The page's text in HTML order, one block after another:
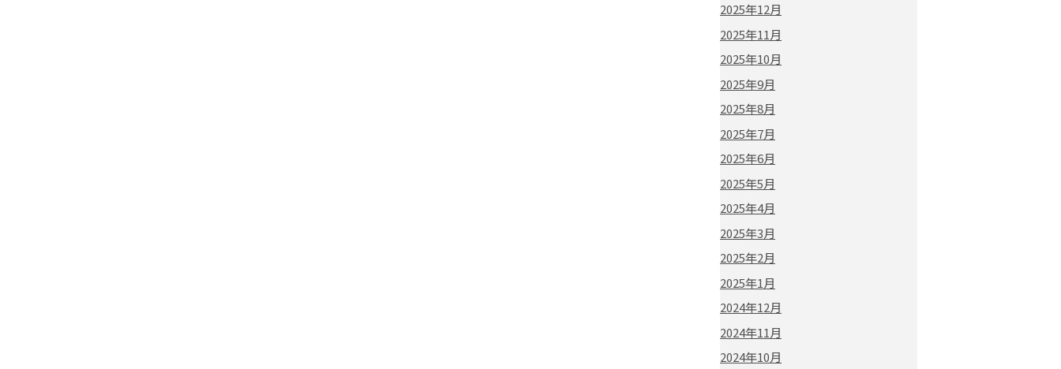
2025年12月
2025年11月
2025年10月
2025年9月
2025年8月
2025年7月
2025年6月
2025年5月
2025年4月
2025年3月
2025年2月
2025年1月
2024年12月
2024年11月
2024年10月